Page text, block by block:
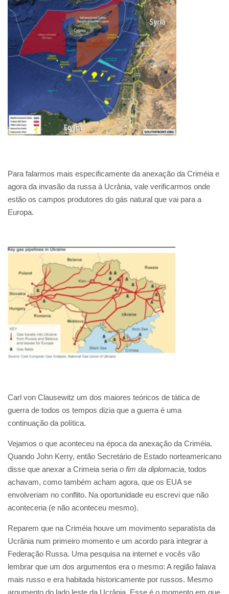
Para falarmos mais especificamente da anexação da Criméia e
agora da invasão da russa à Ucrânia, vale verificarmos onde
estão os campos produtores do gás natural que vai para a
Europa.
Carl von Clausewitz um dos maiores teóricos de tática de
guerra de todos os tempos dizia que a guerra é uma
continuação da política.
Vejamos o que aconteceu na época da anexação da Criméia.
Quando John Kerry, então Secretário de Estado norteamericano
disse que anexar a Crimeia seria o fim da diplomacia, todos
achavam, como também acham agora, que os EUA se
envolveriam no conflito. Na oportunidade eu escrevi que não
aconteceria (e não aconteceu mesmo).
Reparem que na Criméia houve um movimento separatista da
Ucrânia num primeiro momento e um acordo para integrar a
Federação Russa. Uma pesquisa na internet e vocês vão
lembrar que um dos argumentos era o mesmo: A região falava
mais russo e era habitada historicamente por russos. Mesmo
argumento do lado leste da Ucrânia. Esse é o momento em que